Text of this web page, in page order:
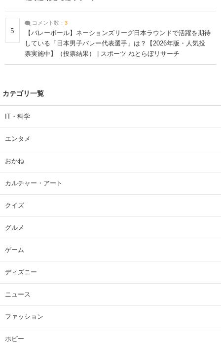
5
コメント数： 3
【バレーボール】ネーションズリーグ日本ラウンドで活躍を期待
している「日本男子バレー代表選手」は？【2026年版・人気投
票実施中】（投票結果） | スポーツ ねとらぼリサーチ
カテゴリ一覧
IT・科学
エンタメ
おかね
カルチャー・アート
クイズ
グルメ
ゲーム
ディズニー
ニュース
ファッション
ホビー